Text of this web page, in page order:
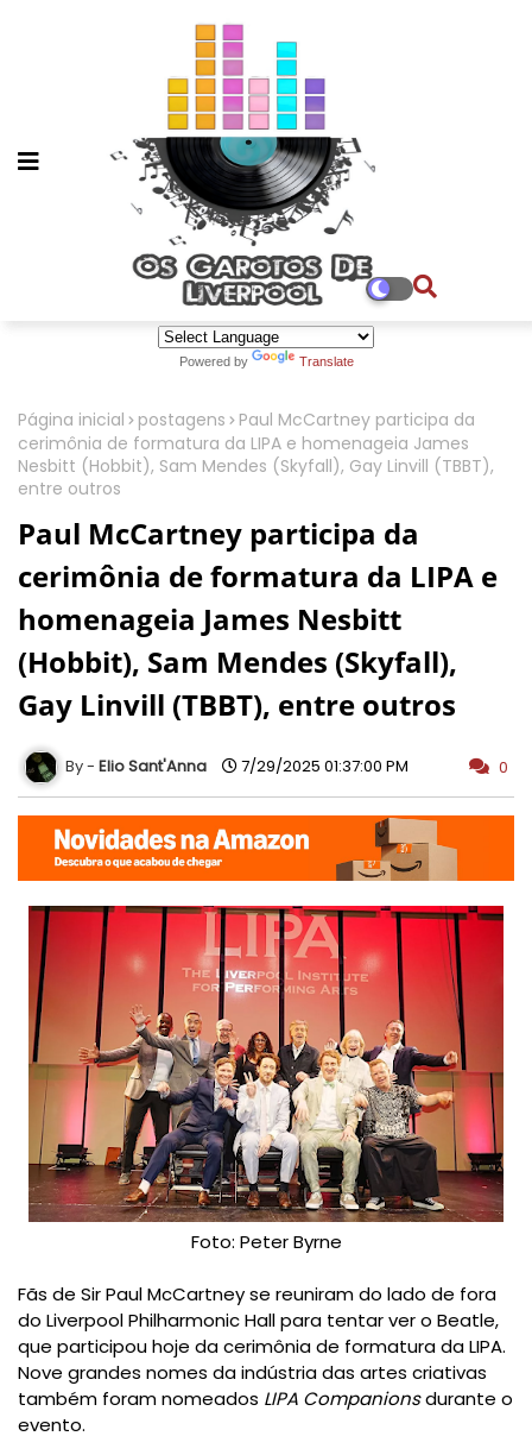
Powered by Translate
Página inicial postagens
Paul McCartney participa da
cerimônia de formatura da LIPA e homenageia James
Nesbitt (Hobbit), Sam Mendes (Skyfall), Gay Linvill (TBBT),
entre outros
Paul McCartney participa da
cerimônia de formatura da LIPA e
homenageia James Nesbitt
(Hobbit), Sam Mendes (Skyfall),
Gay Linvill (TBBT), entre outros
Elio Sant'Anna 7/29/2025 01:37:00 PM 0
Foto: Peter Byrne
Fãs de Sir Paul McCartney se reuniram do lado de fora
do Liverpool Philharmonic Hall para tentar ver o Beatle,
que participou hoje da cerimônia de formatura da LIPA.
Nove grandes nomes da indústria das artes criativas
também foram nomeados LIPA Companionsdurante o
evento.